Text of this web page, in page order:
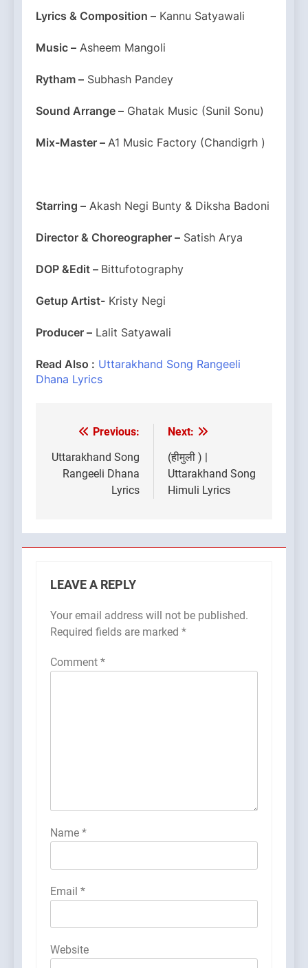
Lyrics & Composition – Kannu Satyawali
Music – Asheem Mangoli
Rytham – Subhash Pandey
Sound Arrange – Ghatak Music (Sunil Sonu)
Mix-Master – A1 Music Factory (Chandigrh )
Starring – Akash Negi Bunty & Diksha Badoni
Director & Choreographer – Satish Arya
DOP &Edit – Bittufotography
Getup Artist- Kristy Negi
Producer – Lalit Satyawali
Read Also : Uttarakhand Song Rangeeli
Dhana Lyrics
Post
navigation
Previous:
Uttarakhand Song
Rangeeli Dhana
Lyrics
Next:
(हीमुली ) |
Uttarakhand Song
Himuli Lyrics
LEAVE A REPLY
Your email address will not be published.
Required fields are marked *
Comment *
Name *
Email *
Website